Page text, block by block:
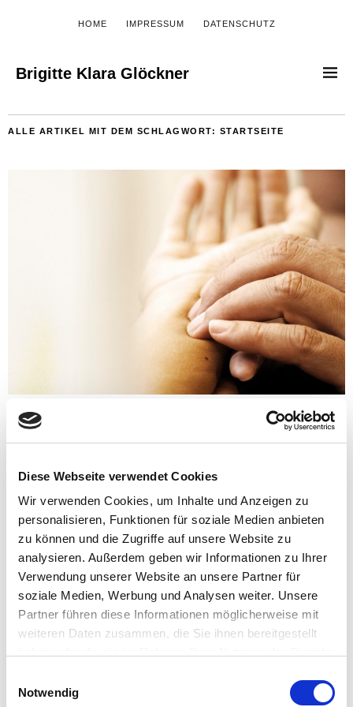
Diese Webseite verwendet Cookies
Wir verwenden Cookies, um Inhalte und Anzeigen zu
personalisieren, Funktionen für soziale Medien anbieten
zu können und die Zugriffe auf unsere Website zu
analysieren. Außerdem geben wir Informationen zu Ihrer
Verwendung unserer Website an unsere Partner für
soziale Medien, Werbung und Analysen weiter. Unsere
Partner führen diese Informationen möglicherweise mit
weiteren Daten zusammen, die Sie ihnen bereitgestellt
Notwendig
HOME IMPRESSUM DATENSCHUTZ
Brigitte Klara Glöckner
ALLE ARTIKEL MIT DEM SCHLAGWORT: STARTSEITE
Faszination Energie – Der Körper lügt
nicht!
Seien Sie gespannt, was Ihr Körper zu sagen hat! Dank
meiner langjährigen Erfahrung war immer wieder
feststellbar, dass ein wohlfühlbares Gleichgewicht uns
gesund hält und die Lebensqualität sichert. Um dies zu
gewährleisten biete ich Ihnen Methoden und Techniken
in der Angewandten Kinesiologie an. Hierbei bietet die
Basis der Armmuskeltest. Sie wissen selbst am besten,
was Sie brauchen, was Ihnen hilft, was fehlt oder stört.
Bildschirm aller körperlichen und seelischen Vorgänge.